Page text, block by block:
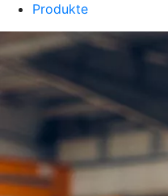
Produkte